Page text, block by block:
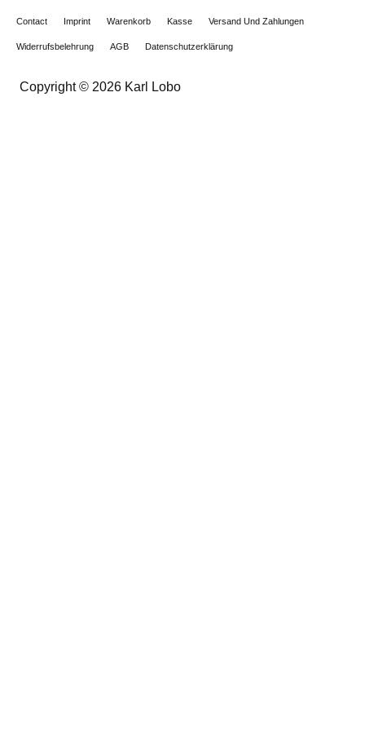
Contact Imprint Warenkorb Kasse Versand Und Zahlungen
Widerrufsbelehrung AGB Datenschutzerklärung
Copyright © 2026 Karl Lobo